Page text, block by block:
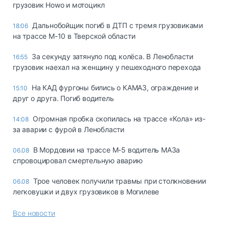
грузовик Howo и мотоцикл
18:06 Дальнобойщик погиб в ДТП с тремя грузовиками
на трассе М-10 в Тверской области
16:55 За секунду затянуло под колёса. В Ленобласти
грузовик наехал на женщину у пешеходного перехода
15:10
На КАД фургоны бились о КАМАЗ, ограждение и
друг о друга. Погиб водитель
14:08 Огромная пробка скопилась на трассе «Кола» из-
за аварии с фурой в Ленобласти
06.08 В Мордовии на трассе М-5 водитель МАЗа
спровоцировал смертельную аварию
06.08 Трое человек получили травмы при столкновении
легковушки и двух грузовиков в Могилеве
Все новости